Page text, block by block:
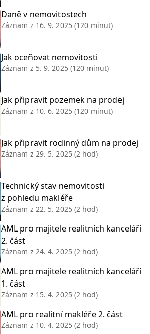
Daně v nemovitostech
Záznam z 16. 9. 2025 (120 minut)
Jak oceňovat nemovitosti
Záznam z 5. 9. 2025 (120 minut)
Jak připravit pozemek na prodej
Záznam z 10. 6. 2025 (120 minut)
Jak připravit rodinný dům na prodej
Záznam z 29. 5. 2025 (2 hod)
Technický stav nemovitosti
z pohledu makléře
Záznam z 22. 5. 2025 (2 hod)
AML pro majitele realitních kanceláří
2. část
Záznam z 24. 4. 2025 (2 hod)
AML pro majitele realitních kanceláří
1. část
Záznam z 15. 4. 2025 (2 hod)
AML pro realitní makléře 2. část
Záznam z 10. 4. 2025 (2 hod)